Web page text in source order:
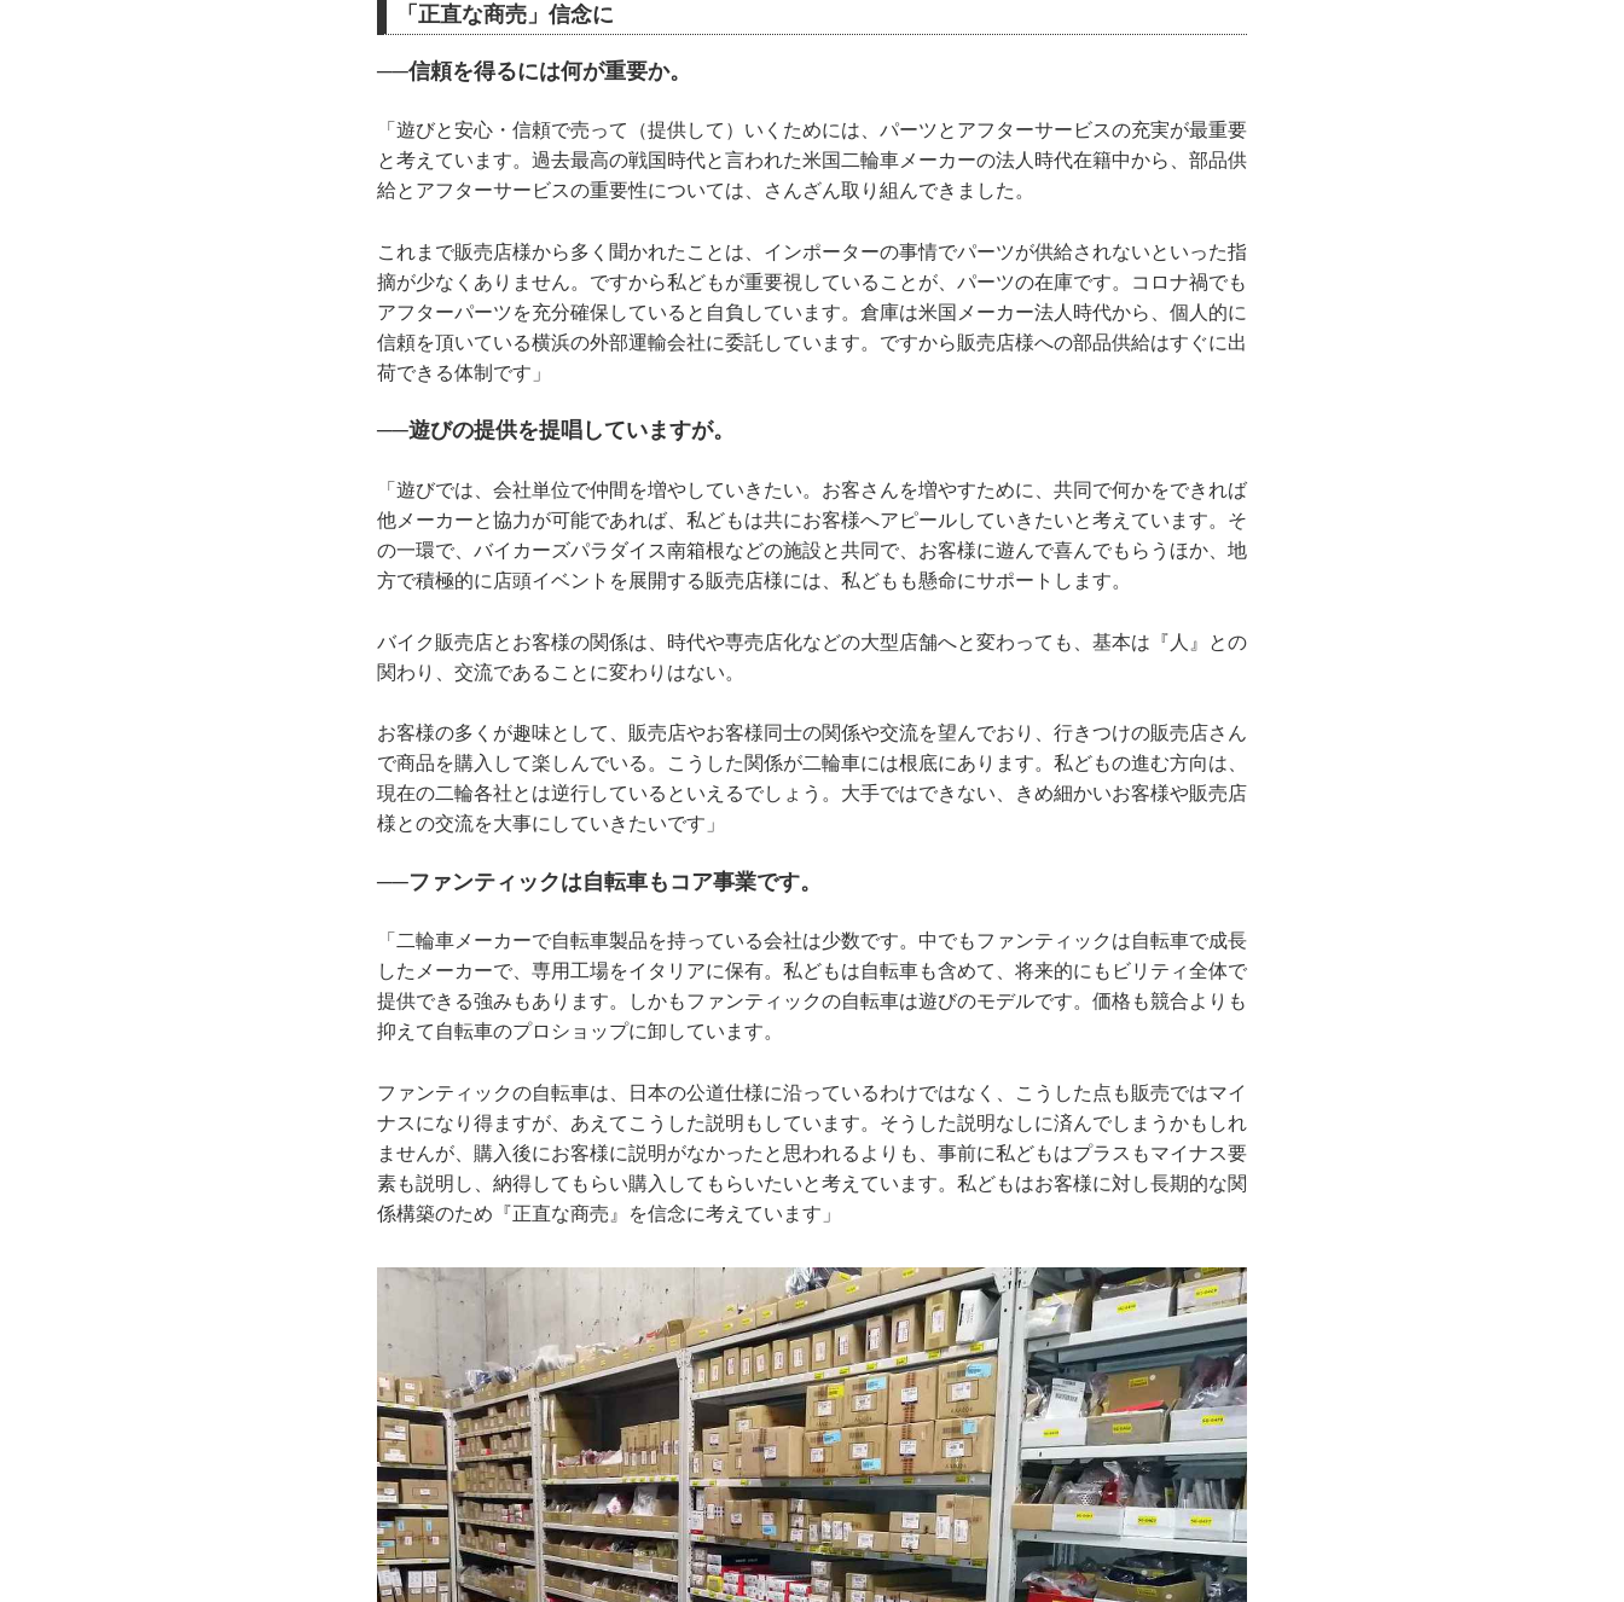
「正直な商売」信念に
──信頼を得るには何が重要か。
「遊びと安心・信頼で売って（提供して）いくためには、パーツとアフターサービスの充実が最重要
と考えています。過去最高の戦国時代と言われた米国二輪車メーカーの法人時代在籍中から、部品供
給とアフターサービスの重要性については、さんざん取り組んできました。
これまで販売店様から多く聞かれたことは、インポーターの事情でパーツが供給されないといった指
摘が少なくありません。ですから私どもが重要視していることが、パーツの在庫です。コロナ禍でも
アフターパーツを充分確保していると自負しています。倉庫は米国メーカー法人時代から、個人的に
信頼を頂いている横浜の外部運輸会社に委託しています。ですから販売店様への部品供給はすぐに出
荷できる体制です」
──遊びの提供を提唱していますが。
「遊びでは、会社単位で仲間を増やしていきたい。お客さんを増やすために、共同で何かをできれば
他メーカーと協力が可能であれば、私どもは共にお客様へアピールしていきたいと考えています。そ
の一環で、バイカーズパラダイス南箱根などの施設と共同で、お客様に遊んで喜んでもらうほか、地
方で積極的に店頭イベントを展開する販売店様には、私どもも懸命にサポートします。
バイク販売店とお客様の関係は、時代や専売店化などの大型店舗へと変わっても、基本は『人』との
関わり、交流であることに変わりはない。
お客様の多くが趣味として、販売店やお客様同士の関係や交流を望んでおり、行きつけの販売店さん
で商品を購入して楽しんでいる。こうした関係が二輪車には根底にあります。私どもの進む方向は、
現在の二輪各社とは逆行しているといえるでしょう。大手ではできない、きめ細かいお客様や販売店
様との交流を大事にしていきたいです」
──ファンティックは自転車もコア事業です。
「二輪車メーカーで自転車製品を持っている会社は少数です。中でもファンティックは自転車で成長
したメーカーで、専用工場をイタリアに保有。私どもは自転車も含めて、将来的にもビリティ全体で
提供できる強みもあります。しかもファンティックの自転車は遊びのモデルです。価格も競合よりも
抑えて自転車のプロショップに卸しています。
ファンティックの自転車は、日本の公道仕様に沿っているわけではなく、こうした点も販売ではマイ
ナスになり得ますが、あえてこうした説明もしています。そうした説明なしに済んでしまうかもしれ
ませんが、購入後にお客様に説明がなかったと思われるよりも、事前に私どもはプラスもマイナス要
素も説明し、納得してもらい購入してもらいたいと考えています。私どもはお客様に対し長期的な関
係構築のため『正直な商売』を信念に考えています」